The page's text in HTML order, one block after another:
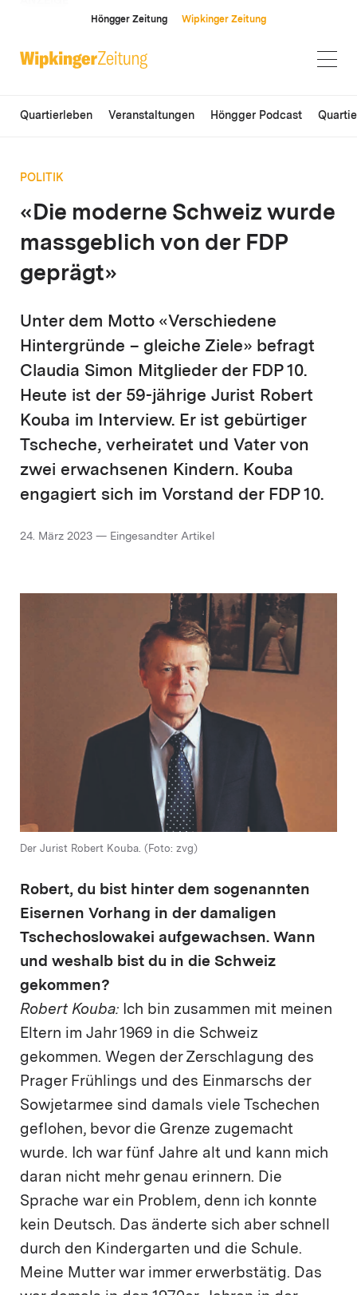
Höngger Zeitung Wipkinger Zeitung
Quartierleben Veranstaltungen Höngger Podcast
POLITIK
«Die moderne Schweiz wurde
massgeblich von der FDP
geprägt»
Unter dem Motto «Verschiedene
Hintergründe – gleiche Ziele» befragt
Claudia Simon Mitglieder der FDP 10.
Heute ist der 59-jährige Jurist Robert
Kouba im Interview. Er ist gebürtiger
Tscheche, verheiratet und Vater von
zwei erwachsenen Kindern. Kouba
engagiert sich im Vorstand der FDP 10.
24. März 2023 — Eingesandter Artikel
Der Jurist Robert Kouba. (Foto: zvg)
Robert, du bist hinter dem sogenannten
Eisernen Vorhang in der damaligen
Tschechoslowakei aufgewachsen. Wann
und weshalb bist du in die Schweiz
gekommen?
Robert Kouba: Ich bin zusammen mit meinen
Eltern im Jahr 1969 in die Schweiz
gekommen. Wegen der Zerschlagung des
Prager Frühlings und des Einmarschs der
Sowjetarmee sind damals viele Tschechen
geflohen, bevor die Grenze zugemacht
wurde. Ich war fünf Jahre alt und kann mich
daran nicht mehr genau erinnern. Die
Sprache war ein Problem, denn ich konnte
kein Deutsch. Das änderte sich aber schnell
durch den Kindergarten und die Schule.
Meine Mutter war immer erwerbstätig. Das